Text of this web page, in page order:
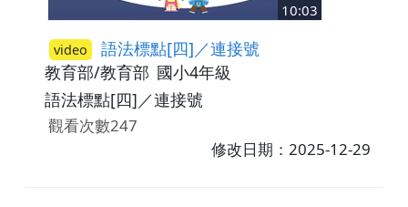
10:03
video 語法標點[四]／連接號
教育部/教育部 國小4年級
語法標點[四]／連接號
觀看次數247
修改日期：2025-12-29